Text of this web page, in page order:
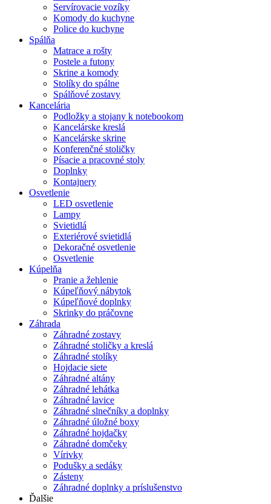
Servírovacie vozíky
Komody do kuchyne
Police do kuchyne
Spálňa
Matrace a rošty
Postele a futony
Skrine a komody
Stolíky do spálne
Spálňové zostavy
Kancelária
Podložky a stojany k notebookom
Kancelárske kreslá
Kancelárske skrine
Konferenčné stoličky
Písacie a pracovné stoly
Doplnky
Kontajnery
Osvetlenie
LED osvetlenie
Lampy
Svietidlá
Exteriérové svietidlá
Dekoračné osvetlenie
Osvetlenie
Kúpelňa
Pranie a žehlenie
Kúpeľňový nábytok
Kúpeľňové doplnky
Skrinky do práčovne
Záhrada
Záhradné zostavy
Záhradné stoličky a kreslá
Záhradné stolíky
Hojdacie siete
Záhradné altány
Záhradné lehátka
Záhradné lavice
Záhradné slnečníky a doplnky
Záhradné úložné boxy
Záhradné hojdačky
Záhradné domčeky
Vírivky
Podušky a sedáky
Zásteny
Záhradné doplnky a príslušenstvo
Ďalšie